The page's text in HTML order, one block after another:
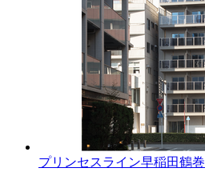
プリンセスライン早稲田鶴巻